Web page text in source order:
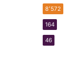
8٬572
164
46